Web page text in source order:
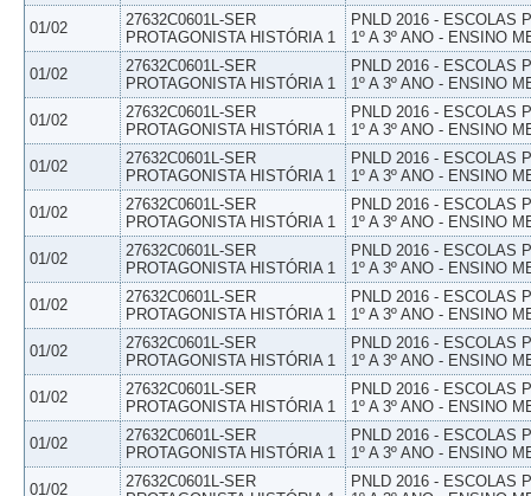
01/02
27632C0601L-SER
PROTAGONISTA HISTÓRIA 1
PNLD 2016 - ESCOLAS
1º A 3º ANO - ENSINO
01/02
27632C0601L-SER
PROTAGONISTA HISTÓRIA 1
PNLD 2016 - ESCOLAS
1º A 3º ANO - ENSINO
01/02
27632C0601L-SER
PROTAGONISTA HISTÓRIA 1
PNLD 2016 - ESCOLAS
1º A 3º ANO - ENSINO
01/02
27632C0601L-SER
PROTAGONISTA HISTÓRIA 1
PNLD 2016 - ESCOLAS
1º A 3º ANO - ENSINO
01/02
27632C0601L-SER
PROTAGONISTA HISTÓRIA 1
PNLD 2016 - ESCOLAS
1º A 3º ANO - ENSINO
01/02
27632C0601L-SER
PROTAGONISTA HISTÓRIA 1
PNLD 2016 - ESCOLAS
1º A 3º ANO - ENSINO
01/02
27632C0601L-SER
PROTAGONISTA HISTÓRIA 1
PNLD 2016 - ESCOLAS
1º A 3º ANO - ENSINO
01/02
27632C0601L-SER
PROTAGONISTA HISTÓRIA 1
PNLD 2016 - ESCOLAS
1º A 3º ANO - ENSINO
01/02
27632C0601L-SER
PROTAGONISTA HISTÓRIA 1
PNLD 2016 - ESCOLAS
1º A 3º ANO - ENSINO
01/02
27632C0601L-SER
PROTAGONISTA HISTÓRIA 1
PNLD 2016 - ESCOLAS
1º A 3º ANO - ENSINO
01/02
27632C0601L-SER
PNLD 2016 - ESCOLAS